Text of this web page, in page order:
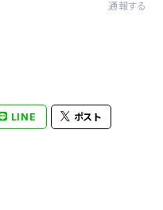
通報する
LINE ポスト